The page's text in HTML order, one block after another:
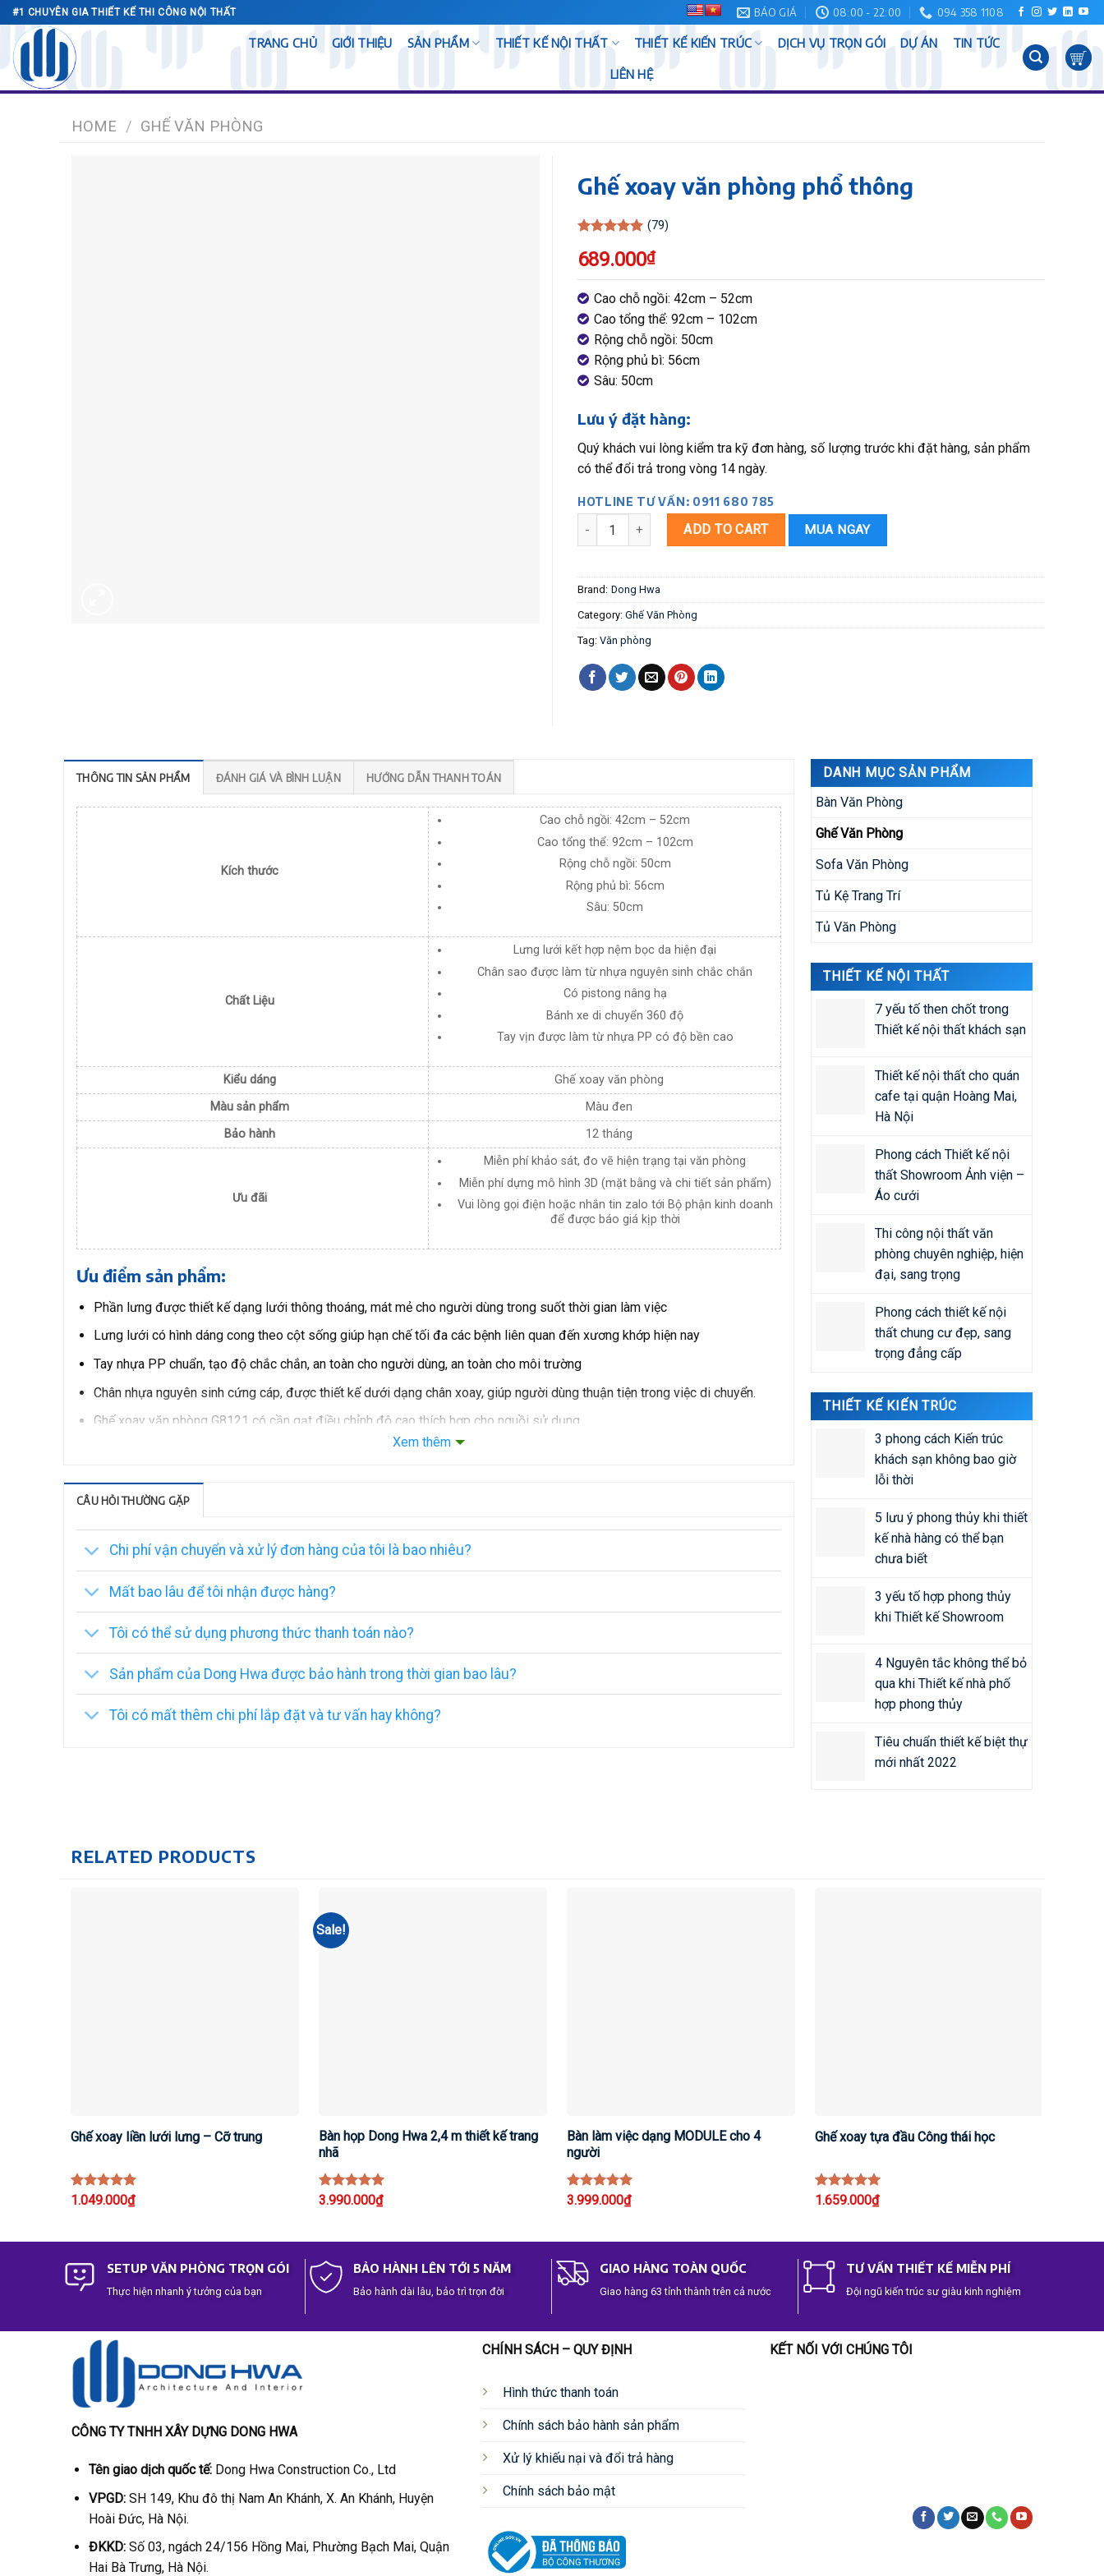
Skip
content
#1 CHUYÊN GIA THIẾT KẾ THI CÔNG NỘI THẤT BÁO GIÁ 08:00 - 22:00 094 358 1108
TRANG CHỦ GIỚI THIỆU SẢN PHẨM THIẾT KẾ NỘI THẤT THIẾT KẾ KIẾN TRÚC DỊCH VỤ TRỌN GÓI DỰ ÁN TIN TỨC
LIÊN HỆ
HOME / GHẾ VĂN PHÒNG
Ghế xoay văn phòng phổ thông
out of 5
(79)
689.000₫
Cao chỗ ngồi: 42cm – 52cm
Cao tổng thể: 92cm – 102cm
Rộng chỗ ngồi: 50cm
Rộng phủ bì: 56cm
Sâu: 50cm
Lưu ý đặt hàng:
Quý khách vui lòng kiểm tra kỹ đơn hàng, số lượng trước khi đặt hàng, sản phẩm
có thể đổi trả trong vòng 14 ngày.
HOTLINE TƯ VẤN: 0911 680 785
Ghế xoay văn phòng phổ thông quantity
ADD TO CART MUA NGAY
Brand: Dong Hwa
Category: Ghế Văn Phòng
Tag: Văn phòng
THÔNG TIN SẢN PHẨM ĐÁNH GIÁ VÀ BÌNH LUẬN HƯỚNG DẪN THANH TOÁN
Kích thước
Cao chỗ ngồi: 42cm – 52cm
Cao tổng thể: 92cm – 102cm
Rộng chỗ ngồi: 50cm
Rộng phủ bì: 56cm
Sâu: 50cm
Chất Liệu
Lưng lưới kết hợp nệm bọc da hiện đại
Chân sao được làm từ nhựa nguyên sinh chắc chắn
Có pistong nâng hạ
Bánh xe di chuyển 360 độ
Tay vịn được làm từ nhựa PP có độ bền cao
Kiểu dáng
Ghế xoay văn phòng
Màu sản phẩm
Màu đen
Bảo hành
12 tháng
Ưu đãi
Miễn phí khảo sát, đo vẽ hiện trạng tại văn phòng
Miễn phí dựng mô hình 3D (mặt bằng và chi tiết sản phẩm)
Vui lòng gọi điện hoặc nhắn tin zalo tới Bộ phận kinh doanh
để được báo giá kịp thời
Ưu điểm sản phẩm:
Phần lưng được thiết kế dạng lưới thông thoáng, mát mẻ cho người dùng trong suốt thời gian làm việc
Lưng lưới có hình dáng cong theo cột sống giúp hạn chế tối đa các bệnh liên quan đến xương khớp hiện nay
Tay nhựa PP chuẩn, tạo độ chắc chắn, an toàn cho người dùng, an toàn cho môi trường
Chân nhựa nguyên sinh cứng cáp, được thiết kế dưới dạng chân xoay, giúp người dùng thuận tiện trong việc di chuyển.
Ghế xoay văn phòng G8121 có cần gạt điều chỉnh độ cao thích hợp cho nguồi sử dụng.
Xem thêm
CÂU HỎI THƯỜNG GẶP
Chi phí vận chuyển và xử lý đơn hàng của tôi là bao nhiêu?
Mất bao lâu để tôi nhận được hàng?
Tôi có thể sử dụng phương thức thanh toán nào?
Sản phẩm của Dong Hwa được bảo hành trong thời gian bao lâu?
Tôi có mất thêm chi phí lắp đặt và tư vấn hay không?
DANH MỤC SẢN PHẨM
Bàn Văn Phòng
Ghế Văn Phòng
Sofa Văn Phòng
Tủ Kệ Trang Trí
Tủ Văn Phòng
THIẾT KẾ NỘI THẤT
7 yếu tố then chốt trong
Thiết kế nội thất khách sạn
Thiết kế nội thất cho quán
cafe tại quận Hoàng Mai,
Hà Nội
Phong cách Thiết kế nội
thất Showroom Ảnh viện –
Áo cưới
Thi công nội thất văn
phòng chuyên nghiệp, hiện
đại, sang trọng
Phong cách thiết kế nội
thất chung cư đẹp, sang
trọng đẳng cấp
THIẾT KẾ KIẾN TRÚC
3 phong cách Kiến trúc
khách sạn không bao giờ
lỗi thời
5 lưu ý phong thủy khi thiết
kế nhà hàng có thể bạn
chưa biết
3 yếu tố hợp phong thủy
khi Thiết kế Showroom
4 Nguyên tắc không thể bỏ
qua khi Thiết kế nhà phố
hợp phong thủy
Tiêu chuẩn thiết kế biệt thự
mới nhất 2022
RELATED PRODUCTS
Ghế xoay liền lưới lưng – Cỡ trung
Rated5
1.049.000₫
Sale!
Bàn họp Dong Hwa 2,4 m thiết kế trang
nhã
Rated5
3.990.000₫
Bàn làm việc dạng MODULE cho 4
người
Rated5
3.999.000₫
Ghế xoay tựa đầu Công thái học
Rated5
1.659.000₫
SETUP VĂN PHÒNG TRỌN GÓI
Thực hiện nhanh ý tưởng của bạn
BẢO HÀNH LÊN TỚI 5 NĂM
Bảo hành dài lâu, bảo trì trọn đời
GIAO HÀNG TOÀN QUỐC
Giao hàng 63 tỉnh thành trên cả nước
TƯ VẤN THIẾT KẾ MIỄN PHÍ
Đội ngũ kiến trúc sư giàu kinh nghiệm
CÔNG TY TNHH XÂY DỰNG DONG HWA
Tên giao dịch quốc tế:Dong Hwa Construction Co., Ltd
VPGD:SH 149, Khu đô thị Nam An Khánh, X. An Khánh, Huyện
Hoài Đức, Hà Nội.
ĐKKD:Số 03, ngách 24/156 Hồng Mai, Phường Bạch Mai, Quận
Hai Bà Trưng, Hà Nội.
CHÍNH SÁCH – QUY ĐỊNH
Hình thức thanh toán
Chính sách bảo hành sản phẩm
Xử lý khiếu nại và đổi trả hàng
Chính sách bảo mật
KẾT NỐI VỚI CHÚNG TÔI